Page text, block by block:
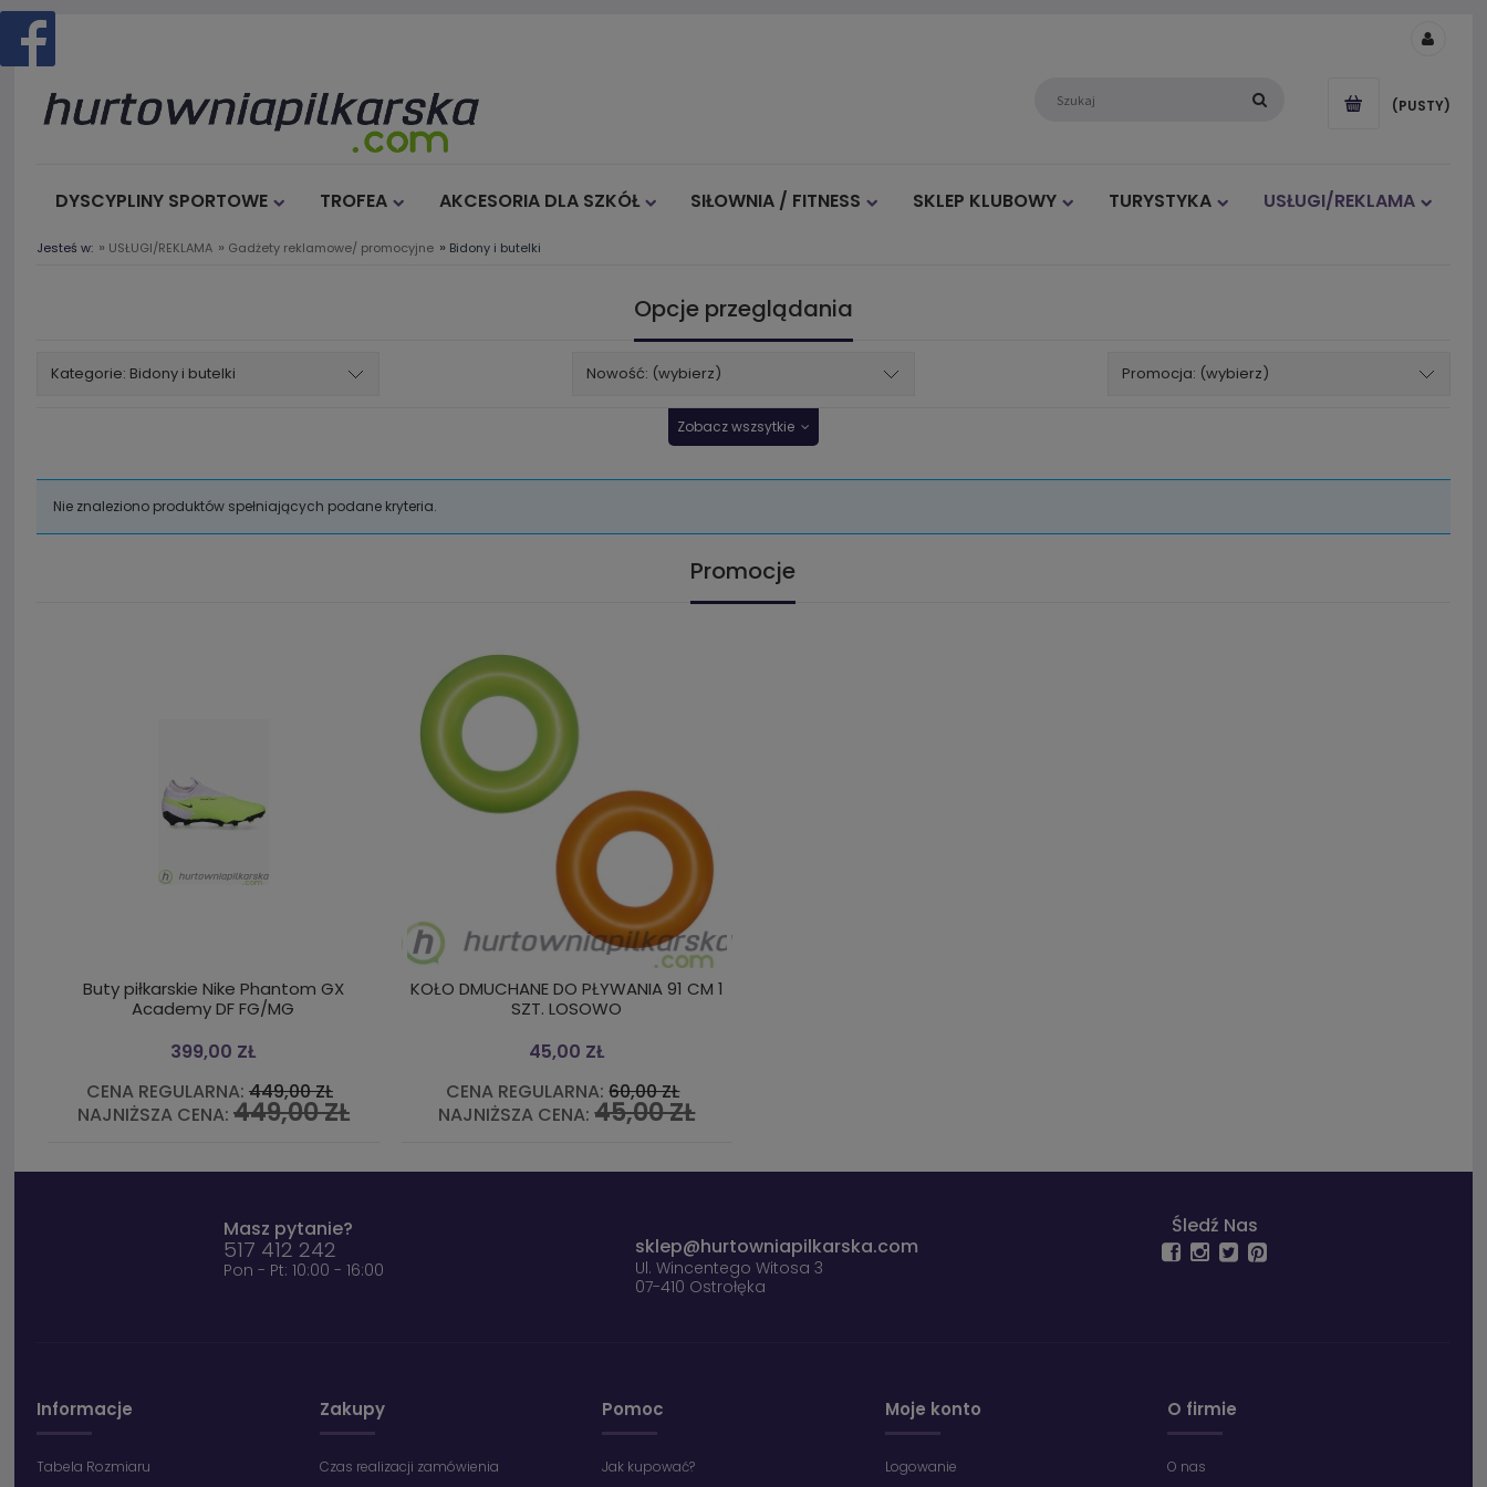
(PUSTY)
DYSCYPLINY SPORTOWE TROFEA AKCESORIA DLA SZKÓŁ SIŁOWNIA / FITNESS SKLEP KLUBOWY TURYSTYKA USŁUGI/REKLAMA
Jesteś w: » USŁUGI/REKLAMA » Gadżety reklamowe/ promocyjne » Bidony i butelki
Opcje przeglądania
Kategorie: Bidony i butelki Nowość: (wybierz) Promocja: (wybierz)
Zobacz wszsytkie
Nie znaleziono produktów spełniających podane kryteria.
Promocje
Buty piłkarskie Nike Phantom GX
Academy DF FG/MG
399,00 ZŁ
CENA REGULARNA: 449,00 ZŁ
NAJNIŻSZA CENA: 449,00 ZŁ
KOŁO DMUCHANE DO PŁYWANIA 91 CM 1
SZT. LOSOWO
45,00 ZŁ
CENA REGULARNA:60,00 ZŁ
NAJNIŻSZA CENA:45,00 ZŁ
Masz pytanie?
517 412 242
Pon - Pt: 10:00 - 16:00
sklep@hurtowniapilkarska.com
Ul. Wincentego Witosa 3
07-410 Ostrołęka
Śledź Nas
Informacje
Tabela Rozmiaru
Zakupy
Czas realizacji zamówienia
Pomoc
Jak kupować?
Moje konto
Logowanie
O firmie
O nas